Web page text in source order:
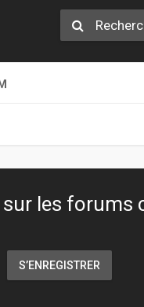
sur les forums
S’ENREGISTRER